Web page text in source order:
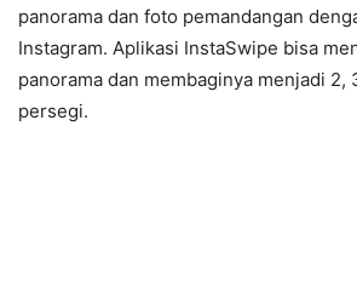
panorama dan foto pemandangan
Instagram. Aplikasi InstaSwipe bisa
panorama dan membaginya menjadi 2,
persegi.